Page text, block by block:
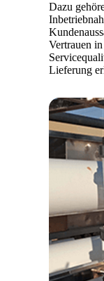
Dazu
Vertrauen
Lieferung